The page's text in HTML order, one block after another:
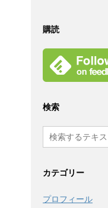
購読
検索
カテゴリー
プロフィール